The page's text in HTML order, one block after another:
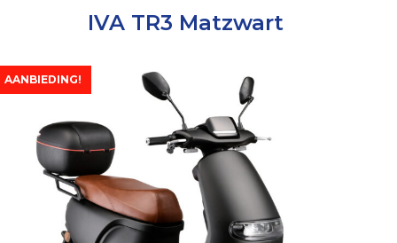
IVA TR3 Matzwart
AANBIEDING!